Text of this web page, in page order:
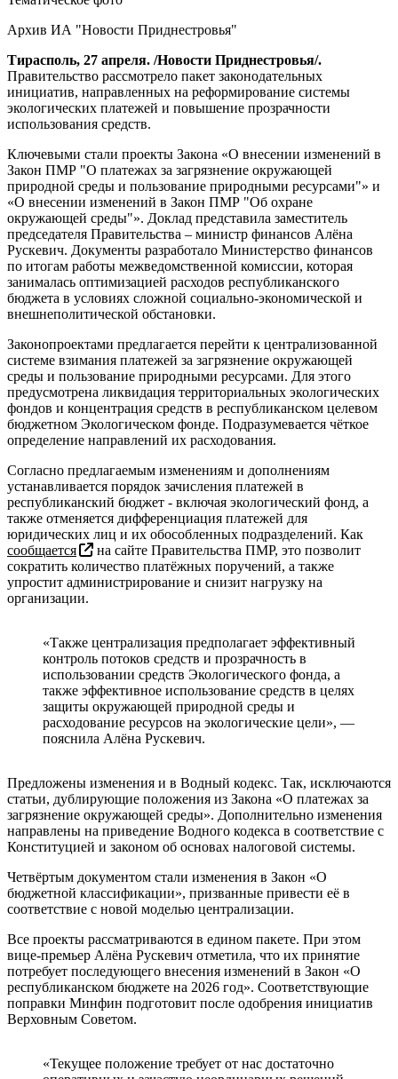
Архив ИА "Новости Приднестровья"
Тирасполь, 27 апреля. /Новости Приднестровья/.
Правительство рассмотрело пакет законодательных
инициатив, направленных на реформирование системы
экологических платежей и повышение прозрачности
использования средств.
Ключевыми стали проекты Закона «О внесении изменений в
Закон ПМР "О платежах за загрязнение окружающей
природной среды и пользование природными ресурсами"» и
«О внесении изменений в Закон ПМР "Об охране
окружающей среды"». Доклад представила заместитель
председателя Правительства – министр финансов Алёна
Рускевич. Документы разработало Министерство финансов
по итогам работы межведомственной комиссии, которая
занималась оптимизацией расходов республиканского
бюджета в условиях сложной социально-экономической и
внешнеполитической обстановки.
Законопроектами предлагается перейти к централизованной
системе взимания платежей за загрязнение окружающей
среды и пользование природными ресурсами. Для этого
предусмотрена ликвидация территориальных экологических
фондов и концентрация средств в республиканском целевом
бюджетном Экологическом фонде. Подразумевается чёткое
определение направлений их расходования.
Согласно предлагаемым изменениям и дополнениям
устанавливается порядок зачисления платежей в
республиканский бюджет - включая экологический фонд, а
также отменяется дифференциация платежей для
юридических лиц и их обособленных подразделений. Как
сообщается
на сайте Правительства ПМР, это позволит
сократить количество платёжных поручений, а также
упростит администрирование и снизит нагрузку на
организации.
«Также централизация предполагает эффективный
контроль потоков средств и прозрачность в
использовании средств Экологического фонда, а
также эффективное использование средств в целях
защиты окружающей природной среды и
расходование ресурсов на экологические цели», —
пояснила Алёна Рускевич.
Предложены изменения и в Водный кодекс. Так, исключаются
статьи, дублирующие положения из Закона «О платежах за
загрязнение окружающей среды». Дополнительно изменения
направлены на приведение Водного кодекса в соответствие с
Конституцией и законом об основах налоговой системы.
Четвёртым документом стали изменения в Закон «О
бюджетной классификации», призванные привести её в
соответствие с новой моделью централизации.
Все проекты рассматриваются в едином пакете. При этом
вице-премьер Алёна Рускевич отметила, что их принятие
потребует последующего внесения изменений в Закон «О
республиканском бюджете на 2026 год». Соответствующие
поправки Минфин подготовит после одобрения инициатив
Верховным Советом.
«Текущее положение требует от нас достаточно